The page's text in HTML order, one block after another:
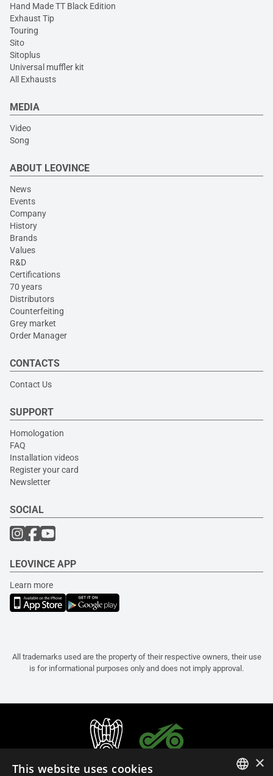
Hand Made TT Black Edition
Exhaust Tip
Touring
Sito
Sitoplus
Universal muffler kit
All Exhausts
MEDIA
Video
Song
ABOUT LEOVINCE
News
Events
Company
History
Brands
Values
R&D
Certifications
70 years
Distributors
Counterfeiting
Grey market
Order Manager
CONTACTS
Contact Us
SUPPORT
Homologation
FAQ
Installation videos
Register your card
Newsletter
SOCIAL
LEOVINCE APP
Learn more
All trademarks used are the property of their respective owners, their use
is for informational purposes only and does not imply approval.
×
This website uses cookies